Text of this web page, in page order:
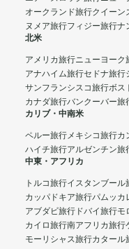
オークランド旅行クイーン
ヌメア旅行フィジー旅行ナ
北米
アメリカ旅行ニューヨーク
アナハイム旅行セドナ旅行
サンフランシスコ旅行ボス
カナダ旅行バンクーバー旅
カリブ・中南米
ペルー旅行メキシコ旅行カ
ハイチ旅行アルゼンチン旅
中東・アフリカ
トルコ旅行イスタンブール
カッパドキア旅行パムッカ
アブダビ旅行 ドバイ旅行モ
カイロ旅行南アフリカ旅行
モーリシャス旅行カタール